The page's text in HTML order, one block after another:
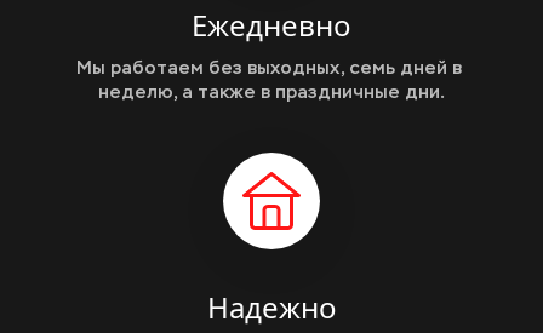
Ежедневно
Мы работаем без выходных, семь дней в
неделю, а также в праздничные дни.
Надежно